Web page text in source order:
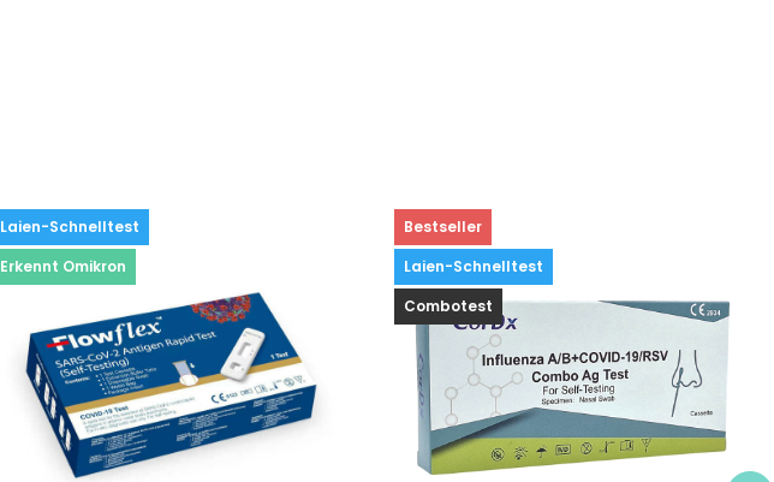
Laien-Schnelltest
Erkennt Omikron
Bestseller
Laien-Schnelltest
Combotest